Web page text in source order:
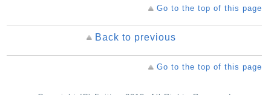
Go to the top of this page
Back to previous
Go to the top of this page